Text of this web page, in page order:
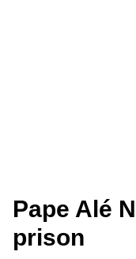
Pape Alé
prison